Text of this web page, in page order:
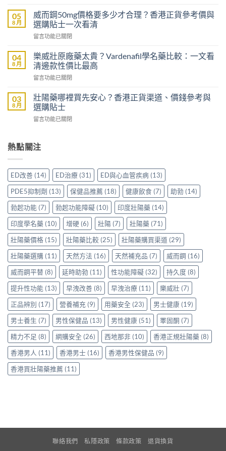
裡
買
先
安
香
港
家
身
分
享
渠
道
選
購
指
南〉
中
威
壯
效
果
價：
香
港
用
親
身
用
真
享〉
中
05
8 月
威而鋼50mg價格要多少才合理？香港正貨參考價與
選購貼士一次看清
在
而
鋼
50mg
價
要
多
少
才
香
貨
參
考
價
與
選
購
貼
士
一
次
看
清〉
中
留言功能已關閉
04
8 月
樂威壯原廠藥太貴？Vardenafil學名藥比較：一文看
清邊款性價比最高
在
威
壯
原
廠
貴？
名
藥
比
較：
一
文
看
清
邊
款
性
價
比
最
高〉
中
留言功能已關閉
03
8 月
壯陽藥哪裡買先安心？香港正貨渠道、價錢參考與
選購貼士
在
藥
哪
買
先
安
心？
香
港
正
貨
渠
道、
價
錢
參
考
與
選
購
貼
士〉
中
留言功能已關閉
熱點關注
ED改善 (14) ED治療 (31) ED與心血管疾病 (13)
PDE5抑制劑 (13) 保健品推薦 (18) 健康飲食 (7) 助勃 (14)
勃起功能 (7) 勃起功能障礙 (10) 印度壯陽藥 (14)
印度學名藥 (10) 增硬 (6) 壯陽 (7) 壯陽藥 (71)
壯陽藥價格 (15) 壯陽藥比較 (25) 壯陽藥購買渠道 (29)
壯陽藥選購 (11) 天然方法 (16) 天然補充品 (7) 威而鋼 (16)
威而鋼平替 (8) 延時助勃 (11) 性功能障礙 (32) 持久度 (8)
提升性功能 (13) 早洩改善 (8) 早洩治療 (11) 樂威壯 (7)
正品辨別 (17) 營養補充 (9) 用藥安全 (23) 男士健康 (19)
男士養生 (7) 男性保健品 (13) 男性健康 (51) 睪固酮 (7)
精力不足 (8) 網購安全 (26) 西地那非 (10) 香港正規壯陽藥 (8)
香港男人 (11) 香港男士 (16) 香港男性保健品 (9)
香港買壯陽藥推薦 (11)
聯絡我們 私隱政策 條款政策 退貨換貨